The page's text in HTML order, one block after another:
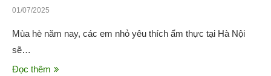
01/07/2025
Mùa hè năm nay, các em nhỏ yêu thích ẩm thực tại Hà Nội
sẽ…
Đọc thêm